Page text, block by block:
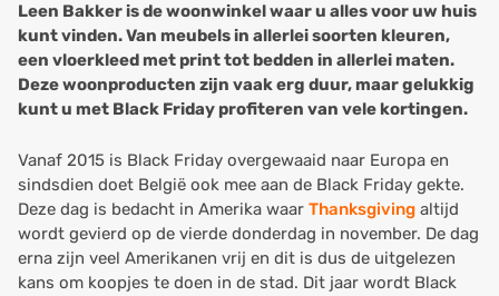
Leen Bakker is de woonwinkel waar u alles voor uw huis
kunt vinden. Van meubels in allerlei soorten kleuren,
een vloerkleed met print tot bedden in allerlei maten.
Deze woonproducten zijn vaak erg duur, maar gelukkig
kunt u met Black Friday profiteren van vele kortingen.
Vanaf 2015 is Black Friday overgewaaid naar Europa en
sindsdien doet België ook mee aan de Black Friday gekte.
Deze dag is bedacht in Amerika waar Thanksgiving altijd
wordt gevierd op de vierde donderdag in november. De dag
erna zijn veel Amerikanen vrij en dit is dus de uitgelezen
kans om koopjes te doen in de stad. Dit jaar wordt Black